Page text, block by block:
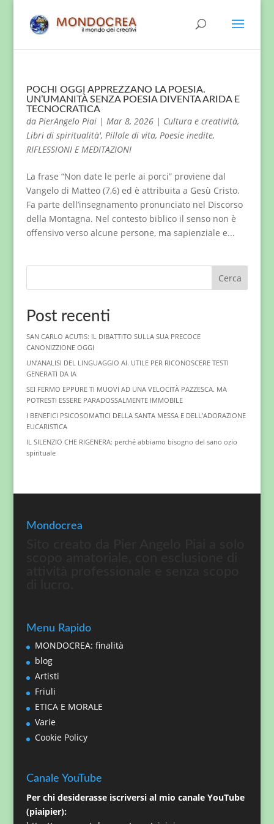
POCHI OGGI APPREZZANO LA POESIA.
UN’UMANITÀ SENZA POESIA DIVENTA ARIDA E
TECNOCRATICA
da PierAngelo Piai| Mar 8, 2026| Cultura e creatività,
Libri di spiritualità', Pillole di vita, Poesie inedite,
RIFLESSIONI E MEDITAZIONI
La frase “Non date le perle ai porci” proviene dal
Vangelo di Matteo (7,6) ed è attribuita a Gesù Cristo.
Fa parte dell’insegnamento pronunciato nel Discorso
della Montagna. Nel contesto biblico il senso non è
offensivo verso alcune persone, ma sapienziale e...
Cerca
Post recenti
SAN CARLO ACUTIS: IL DIBATTITO SULLA SUA PRECOCE
CANONIZZIONE OGGI
UN’ANALISI DEL LINGUAGGIO AI. UTILE PER RICONOSCERE TESTI
GENERATI DA IA
SEI FERMO EPPURE TI MUOVI AD UNA VELOCITÀ PAZZESCA. MA
POTRESTI ESSERE PARADOSSALMENTE IMMOBILE
I BENEFICI PSICOSOMATICI DELLA SANTA MESSA E DELL’ADORAZIONE
EUCARISTICA
IL SILENZIO CHE RIGENERA: perché abbiamo bisogno del sano ozio
spirituale
Mondocrea
Menu Rapido
MONDOCREA: finalità
blog
Artisti
Friuli
ETICA E MORALE
Varie
Cookie Policy
Canale YouTube
Per chi desiderasse iscriversi al mio canale YouTube
(piaipier):